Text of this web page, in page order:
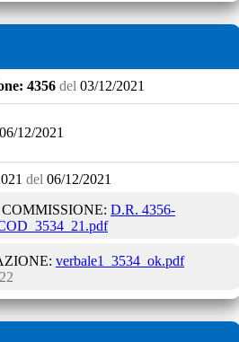
4356 del 03/12/2021
12/2021
del 06/12/2021
D.R. 4356-
verbale1_3534_ok.pdf